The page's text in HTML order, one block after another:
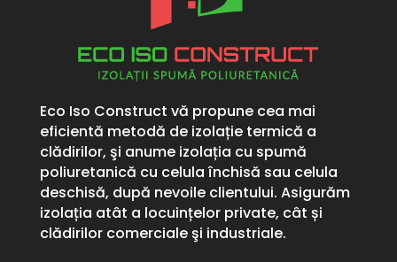
Eco Iso Construct vă propune cea mai
eficientă metodă de izolație termică a
clădirilor, şi anume izolația cu spumă
poliuretanică cu celula închisă sau celula
deschisă, după nevoile clientului. Asigurăm
izolația atât a locuințelor private, cât și
clădirilor comerciale şi industriale.